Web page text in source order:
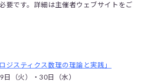
要です。詳細は主催者ウェブサイトをご
ジスティクス数理の理論と実践」
（火）・30日（水）